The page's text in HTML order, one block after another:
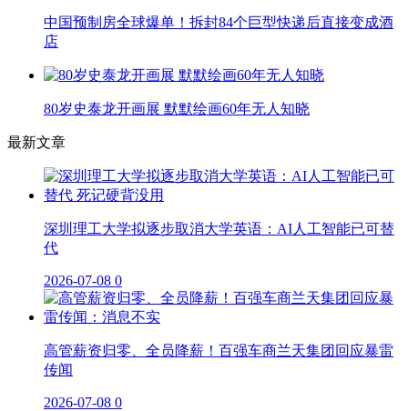
中国预制房全球爆单！拆封84个巨型快递后直接变成酒
店
80岁史泰龙开画展 默默绘画60年无人知晓
最新文章
深圳理工大学拟逐步取消大学英语：AI人工智能已可替
代
2026-07-08 0
高管薪资归零、全员降薪！百强车商兰天集团回应暴雷
传闻
2026-07-08 0